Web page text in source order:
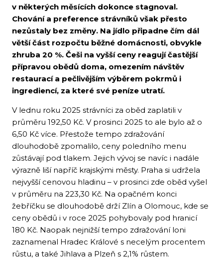
v některých měsících dokonce stagnoval.
Chování a preference strávníků však přesto
nezůstaly bez změny. Na jídlo připadne čím dál
větší část rozpočtu běžné domácnosti, obvykle
zhruba 20 %. Češi na vyšší ceny reagují častější
přípravou obědů doma, omezením návštěv
restaurací a pečlivějším výběrem pokrmů i
ingrediencí, za které své peníze utratí.
V lednu roku 2025 strávníci za oběd zaplatili v
průměru 192,50 Kč. V prosinci 2025 to ale bylo až o
6,50 Kč více. Přestože tempo zdražování
dlouhodobě zpomalilo, ceny poledního menu
zůstávají pod tlakem. Jejich vývoj se navíc i nadále
výrazně liší napříč krajskými městy. Praha si udržela
nejvyšší cenovou hladinu – v prosinci zde oběd vyšel
v průměru na 223,30 Kč. Na opačném konci
žebříčku se dlouhodobě drží Zlín a Olomouc, kde se
ceny obědů i v roce 2025 pohybovaly pod hranicí
180 Kč. Naopak nejnižší tempo zdražování loni
zaznamenal Hradec Králové s necelým procentem
růstu, a také Jihlava a Plzeň s 2,1% růstem.